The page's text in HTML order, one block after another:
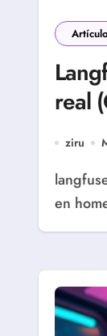
real
ziru
langfuse observabilidad llms para agentes: trazas, costes por token, calidad y alertas operativas
en